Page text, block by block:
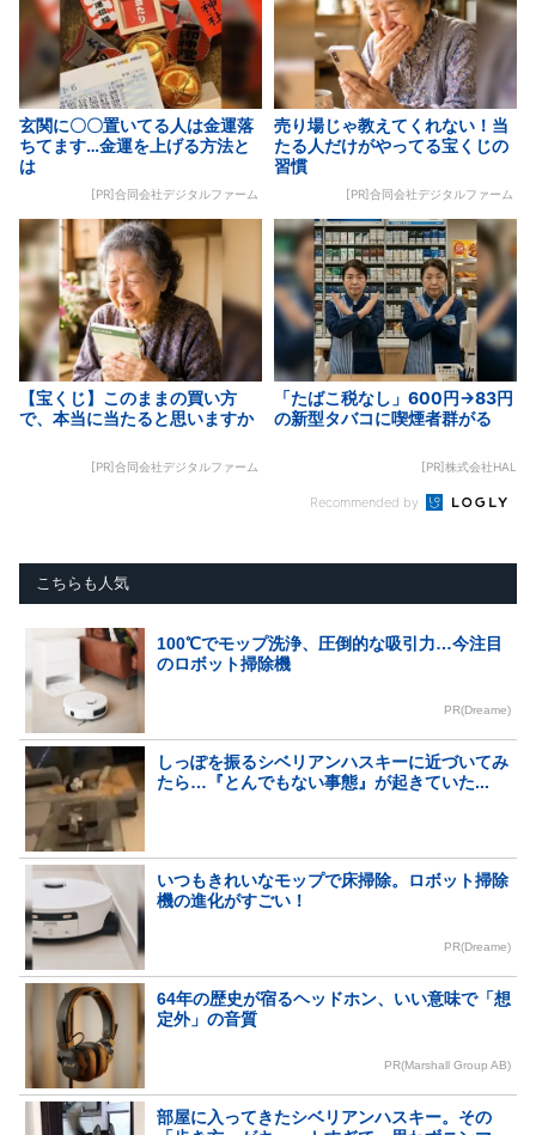
玄関に〇〇置いてる人は金運落
ちてます…金運を上げる方法と
は
[PR]合同会社デジタルファーム
売り場じゃ教えてくれない！当
たる人だけがやってる宝くじの
習慣
[PR]合同会社デジタルファーム
【宝くじ】このままの買い方
で、本当に当たると思いますか
[PR]合同会社デジタルファーム
「たばこ税なし」600円→83円
の新型タバコに喫煙者群がる
[PR]株式会社HAL
Recommended by
こちらも人気
100℃でモップ洗浄、圧倒的な吸引力…今注目
のロボット掃除機
PR(Dreame)
しっぽを振るシベリアンハスキーに近づいてみ
たら…『とんでもない事態』が起きていた...
いつもきれいなモップで床掃除。ロボット掃除
機の進化がすごい！
PR(Dreame)
64年の歴史が宿るヘッドホン、いい意味で「想
定外」の音質
PR(Marshall Group AB)
部屋に入ってきたシベリアンハスキー。その